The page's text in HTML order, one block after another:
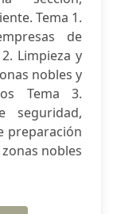
Tema 1.
de
Limpieza y
nobles y
Tema 3.
seguridad,
preparación
nobles